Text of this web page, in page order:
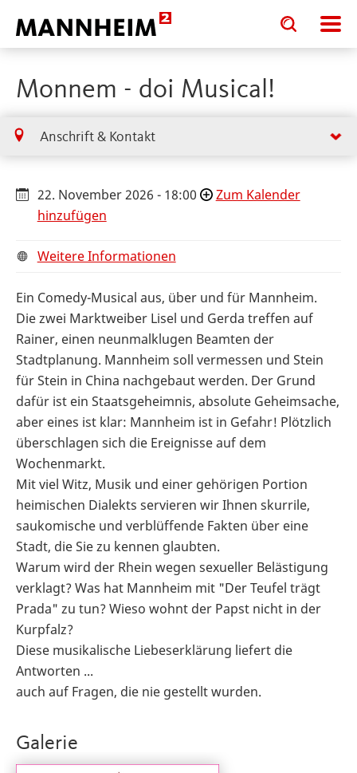
Toggle
search
input
Toggle
search
input
Monnem - doi Musical!
Anschrift & Kontakt
22. November 2026 - 18:00
Zum Kalender
hinzufügen
Weitere Informationen
Ein Comedy-Musical aus, über und für Mannheim.
Die zwei Marktweiber Lisel und Gerda treffen auf
Rainer, einen neunmalklugen Beamten der
Stadtplanung. Mannheim soll vermessen und Stein
für Stein in China nachgebaut werden. Der Grund
dafür ist ein Staatsgeheimnis, absolute Geheimsache,
aber eines ist klar: Mannheim ist in Gefahr! Plötzlich
überschlagen sich die Ereignisse auf dem
Wochenmarkt.
Mit viel Witz, Musik und einer gehörigen Portion
heimischen Dialekts servieren wir Ihnen skurrile,
saukomische und verblüffende Fakten über eine
Stadt, die Sie zu kennen glaubten.
Warum wird der Rhein wegen sexueller Belästigung
verklagt? Was hat Mannheim mit "Der Teufel trägt
Prada" zu tun? Wieso wohnt der Papst nicht in der
Kurpfalz?
Diese musikalische Liebeserklärung liefert die
Antworten ...
auch auf Fragen, die nie gestellt wurden.
Galerie